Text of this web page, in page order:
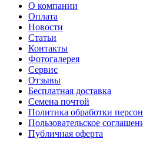
Тмин
Трава для чая
Туласи
Укроп
Фенхель пряный
Хризантема овощная
Цикорий пряный
Цикорий салатный
Черемша
Шпинат
Щавель
Эндивий
Эстрагон
О компании
Оплата
Новости
Статьи
Контакты
Фотогалерея​
Сервис
Отзывы
Бесплатная доставка
Семена почтой
Политика обработки
Пользовательское
Публичная оферта